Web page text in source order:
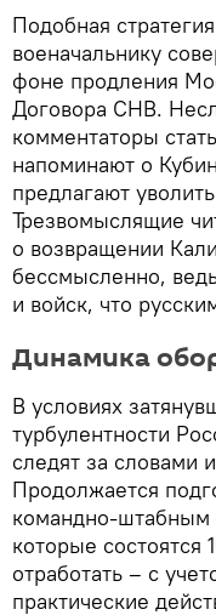
Подобная
военачальнику
фоне продления
Договора СНВ.
комментаторы
напоминают о
предлагают
Трезвомыслящие
о возвращении
бессмысленно,
и войск, что
Динамика
В условиях
турбулентности
следят за словами
Продолжается
командно-штабным
которые состоятся
отработать – с
практические